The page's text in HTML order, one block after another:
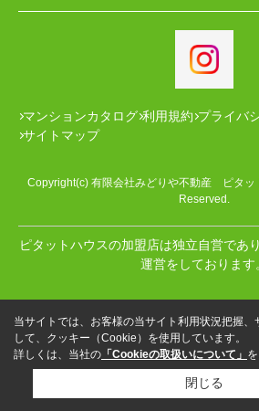
マンションカタログ 利用規約 プライバ
サイトマップ
Copyright(c) 有限会社みどりや不動産 ピタッ
Reserved.
ピタットハウスの加盟店は独立自営であ
運営をしております
当サイトでは、お客様の当サイト利用状況把握、
して、クッキー（Cookie）を使用しています。
詳しくは、当社の 「Cookieの取扱いについて」
閉じる